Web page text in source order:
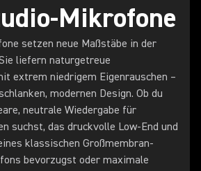
Mikrofone
setzen neue Maßstäbe in der
liefern naturgetreue
extrem niedrigem Eigenrauschen –
modernen Design. Ob du
neutrale Wiedergabe für
suchst, das druckvolle Low-End und
klassischen Großmembran-
bevorzugst oder maximale